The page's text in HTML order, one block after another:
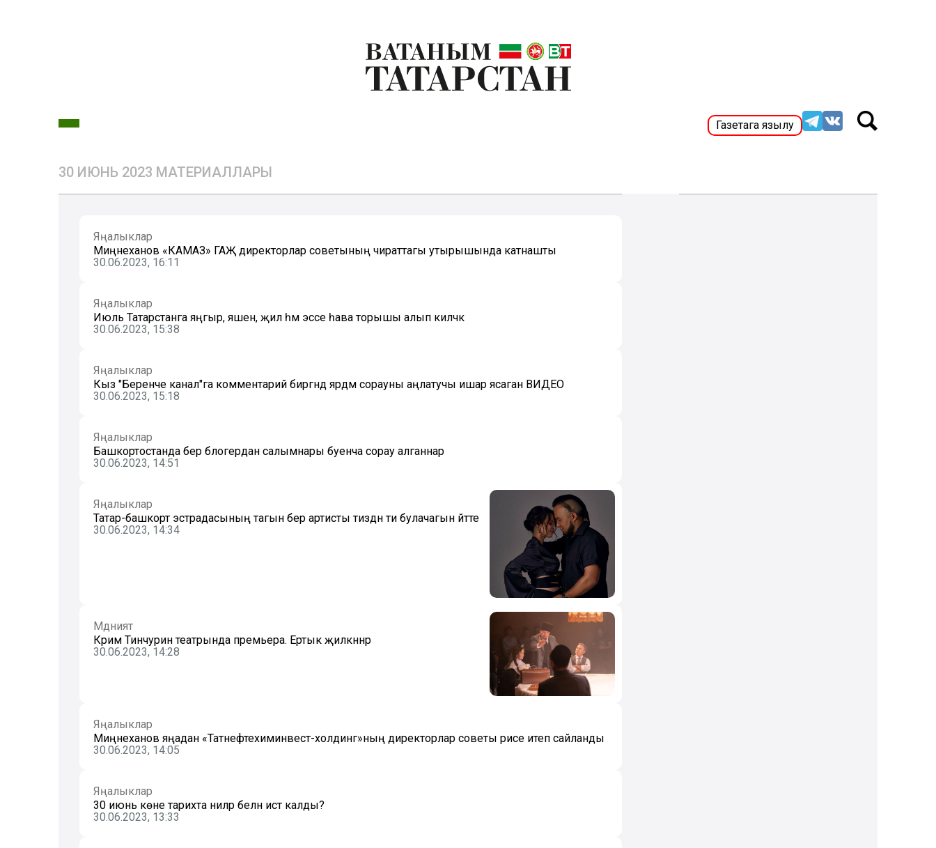
Газетага язылу
30 ИЮНЬ 2023 МАТЕРИАЛЛАРЫ
Яңалыклар
Миңнеханов «КАМАЗ» ГАҖ директорлар советының чираттагы утырышында катнашты
30.06.2023, 16:11
Яңалыклар
Июль Татарстанга яңгыр, яшен, җил һәм эссе һава торышы алып киләчәк
30.06.2023, 15:38
Яңалыклар
Кыз "Беренче канал"га комментарий биргәндә ярдәм сорауны аңлатучы ишарә ясаган ВИДЕО
30.06.2023, 15:18
Яңалыклар
Башкортостанда бер блогердан салымнары буенча сорау алганнар
30.06.2023, 14:51
Яңалыклар
Татар-башкорт эстрадасының тагын бер артисты тиздән әти булачагын әйтте
30.06.2023, 14:34
Мәдәният
Кәрим Тинчурин театрында премьера. Ертык җилкәннәр
30.06.2023, 14:28
Яңалыклар
Миңнеханов яңадан «Татнефтехиминвест-холдинг»ның директорлар советы рәисе итеп сайланды
30.06.2023, 14:05
Яңалыклар
30 июнь көне тарихта ниләр белән истә калды?
30.06.2023, 13:33